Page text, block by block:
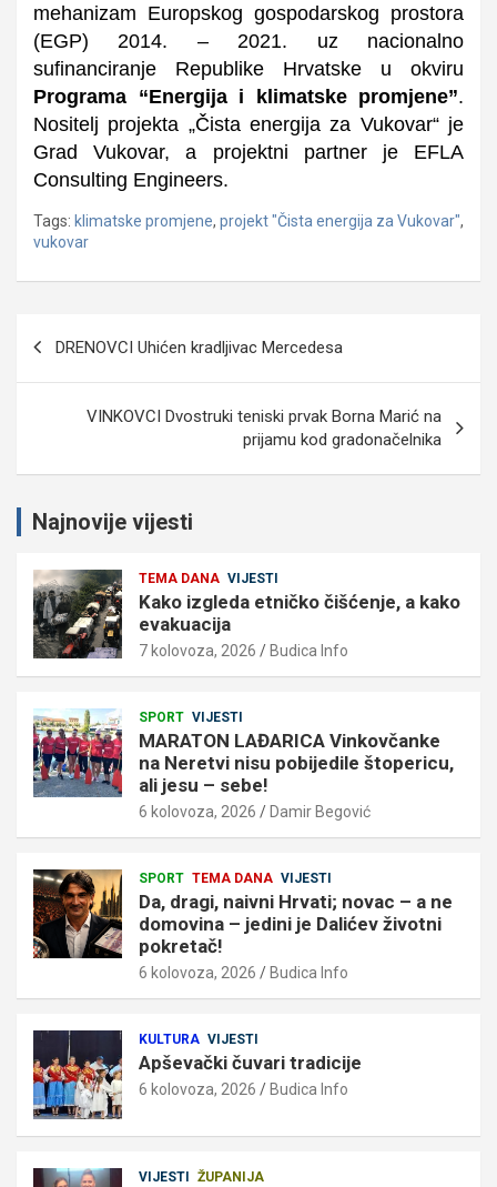
mehanizam Europskog gospodarskog prostora
(EGP) 2014. – 2021. uz nacionalno
sufinanciranje Republike Hrvatske u okviru
Programa “Energija i klimatske promjene”.
Nositelj projekta „Čista energija za Vukovar“ je
Grad Vukovar, a projektni partner je EFLA
Consulting Engineers.
Tags: klimatske promjene, projekt "Čista energija za Vukovar",
vukovar
DRENOVCI Uhićen kradljivac Mercedesa
VINKOVCI Dvostruki teniski prvak Borna Marić na
prijamu kod gradonačelnika
Najnovije vijesti
TEMA DANA VIJESTI
Kako izgleda etničko čišćenje, a kako
evakuacija
7 kolovoza, 2026 Budica Info
SPORT VIJESTI
MARATON LAĐARICA Vinkovčanke
na Neretvi nisu pobijedile štopericu,
ali jesu – sebe!
6 kolovoza, 2026 Damir Begović
SPORT TEMA DANA VIJESTI
Da, dragi, naivni Hrvati; novac – a ne
domovina – jedini je Dalićev životni
pokretač!
6 kolovoza, 2026 Budica Info
KULTURA VIJESTI
Apševački čuvari tradicije
6 kolovoza, 2026 Budica Info
VIJESTI ŽUPANIJA